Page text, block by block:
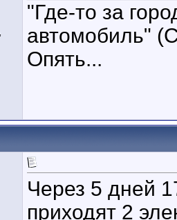
"Где-то за
автомобиль"
Опять...
Через 5 дней
приходят 2